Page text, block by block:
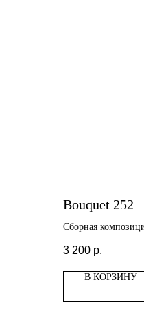
Bouquet 252
Сборная
3 200 р.
В КОРЗИНУ